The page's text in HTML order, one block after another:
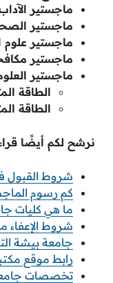
ماجستير
ماجستير
ماجستير علوم
ماجستير
ماجستير
الطاقة
الطاقة
نرشح لكم أيضًا
شروط القبول
كم رسوم
ما هي كليات
شروط الإعفاء
جامعة بيشة
رابط موقع
تخصصات